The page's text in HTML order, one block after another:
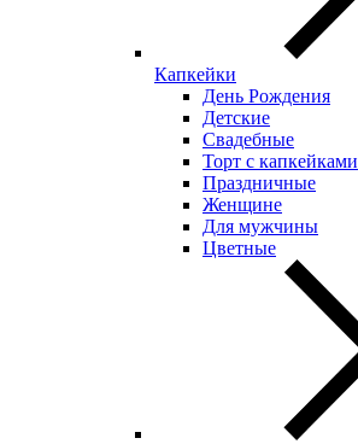
Капкейки
День Рождения
Детские
Свадебные
Торт с капкейками
Праздничные
Женщине
Для мужчины
Цветные